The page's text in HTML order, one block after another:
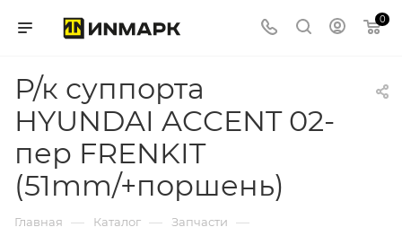
0
Р/к суппорта
HYUNDAI ACCENT 02-
пер FRENKIT
(51mm/+поршень)
Главная — Каталог — Запчасти —